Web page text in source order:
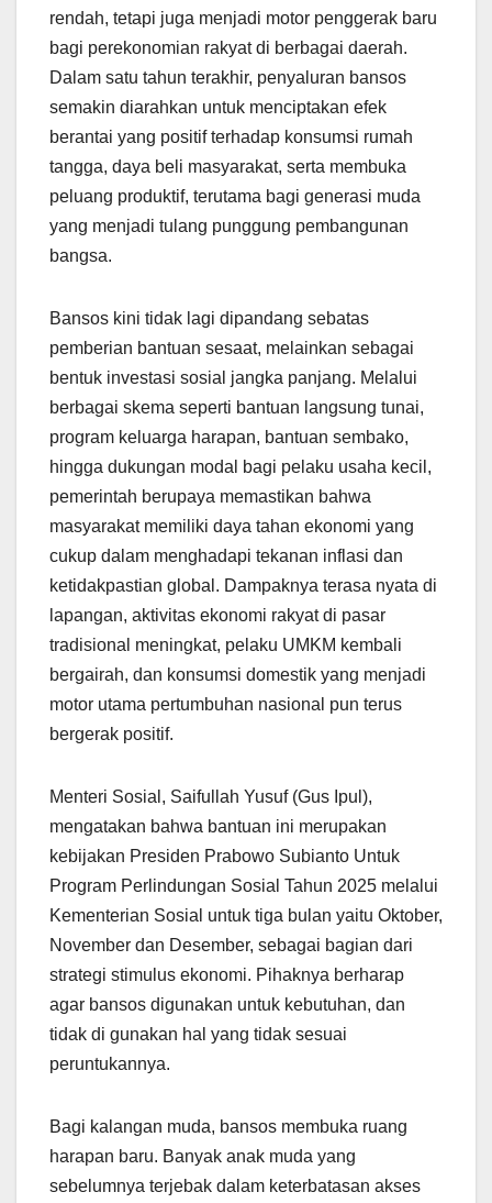
rendah, tetapi juga menjadi motor penggerak baru
bagi perekonomian rakyat di berbagai daerah.
Dalam satu tahun terakhir, penyaluran bansos
semakin diarahkan untuk menciptakan efek
berantai yang positif terhadap konsumsi rumah
tangga, daya beli masyarakat, serta membuka
peluang produktif, terutama bagi generasi muda
yang menjadi tulang punggung pembangunan
bangsa.
Bansos kini tidak lagi dipandang sebatas
pemberian bantuan sesaat, melainkan sebagai
bentuk investasi sosial jangka panjang. Melalui
berbagai skema seperti bantuan langsung tunai,
program keluarga harapan, bantuan sembako,
hingga dukungan modal bagi pelaku usaha kecil,
pemerintah berupaya memastikan bahwa
masyarakat memiliki daya tahan ekonomi yang
cukup dalam menghadapi tekanan inflasi dan
ketidakpastian global. Dampaknya terasa nyata di
lapangan, aktivitas ekonomi rakyat di pasar
tradisional meningkat, pelaku UMKM kembali
bergairah, dan konsumsi domestik yang menjadi
motor utama pertumbuhan nasional pun terus
bergerak positif.
Menteri Sosial, Saifullah Yusuf (Gus Ipul),
mengatakan bahwa bantuan ini merupakan
kebijakan Presiden Prabowo Subianto Untuk
Program Perlindungan Sosial Tahun 2025 melalui
Kementerian Sosial untuk tiga bulan yaitu Oktober,
November dan Desember, sebagai bagian dari
strategi stimulus ekonomi. Pihaknya berharap
agar bansos digunakan untuk kebutuhan, dan
tidak di gunakan hal yang tidak sesuai
peruntukannya.
Bagi kalangan muda, bansos membuka ruang
harapan baru. Banyak anak muda yang
sebelumnya terjebak dalam keterbatasan akses